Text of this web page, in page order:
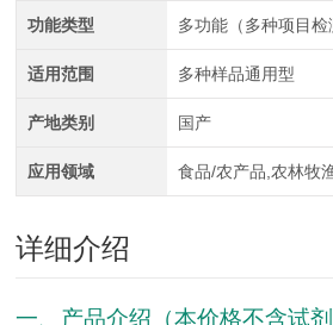
功能类型 多功能（多种项目检
适用范围 多种样品通用型
产地类别 国产
应用领域 食品/农产品,农林牧
详细介绍
一、产品介绍（本价格不含试